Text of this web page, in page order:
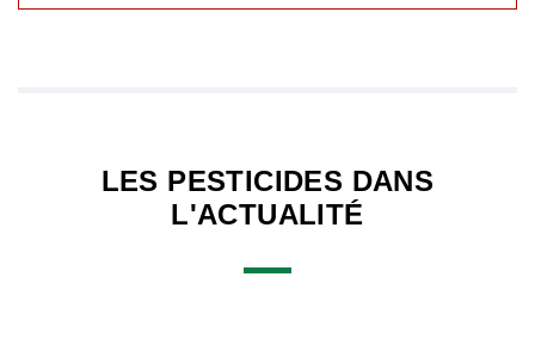
LES PESTICIDES DANS
L'ACTUALITÉ